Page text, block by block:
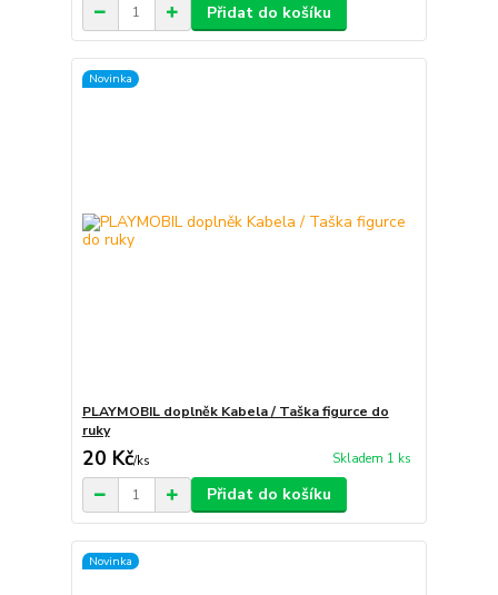
Přidat do košíku
Novinka
PLAYMOBIL doplněk Kabela / Taška figurce do
ruky
20 Kč/ks Skladem 1 ks
Přidat do košíku
Novinka